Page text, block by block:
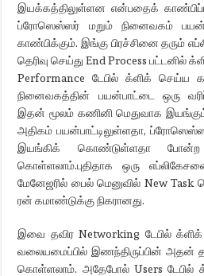
இயக்கத்திலுள்ளன என்பதைக்
ப்ரோஸெஸ்ஸர் மறும் நினைவகம்
காண்பிக்கும். இங்கு பிரச்சினை தரும்
தெரிவு செய்து End Process பட்டனில்
Performance டேபில் க்ளிக் செய்ய
நினைவகத்தின் பயன்பாட்டை ஒரு
இதன் மூலம் கணினி மெதுவாக
அதிகம் பயன்பாட்டிலுள்ளதா,
இயங்கிக் கொண்டுள்ளதா போன்ற
கொள்ளலாம்.புதிதாக ஒரு
மேனேஜரில் பைல் மெனுவில் New Task
ரன் கமாண்டுக்கு நிகரானது.
இவை தவிர Networking டேபில்
வலையமைப்பில் இணந்திருப்பின் அதன்
கொள்ளலாம். அதேபோல் Users டேபில்